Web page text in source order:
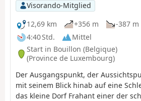
Visorando-Mitglied
12,69 km
+356 m
-387 m
4:40 Std.
Mittel
Start in Bouillon (Belgique)
(Province de Luxembourg)
Der Ausgangspunkt, der
mit seinem Blick hinab auf eine
das kleine Dorf Frahant einer der